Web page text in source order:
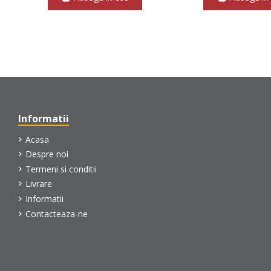
Informatii
Acasa
Despre noi
Termeni si conditii
Livrare
Informatii
Contacteaza-ne